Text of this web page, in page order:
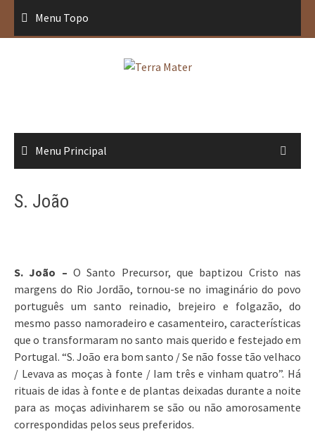
conteúdo
Menu Topo
Menu Principal
S. João
S. João – O Santo Precursor, que baptizou Cristo nas
margens do Rio Jordão, tornou-se no imaginário do povo
português um santo reinadio, brejeiro e folgazão, do
mesmo passo namoradeiro e casamenteiro, características
que o transformaram no santo mais querido e festejado em
Portugal. “S. João era bom santo / Se não fosse tão velhaco
/ Levava as moças à fonte / Iam três e vinham quatro”. Há
rituais de idas à fonte e de plantas deixadas durante a noite
para as moças adivinharem se são ou não amorosamente
correspondidas pelos seus preferidos.